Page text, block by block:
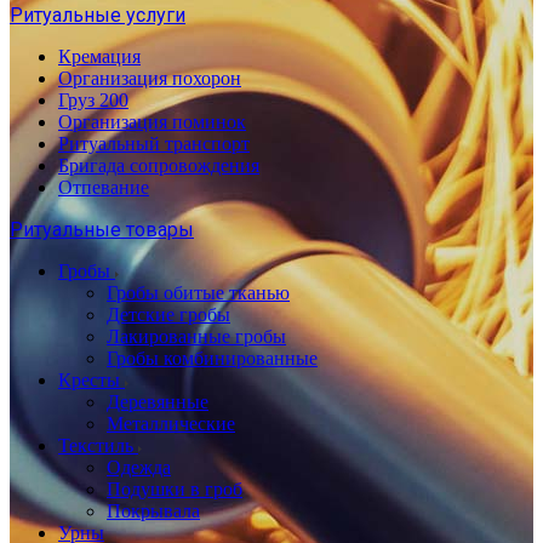
Ритуальные услуги
Кремация
Организация похорон
Груз 200
Организация поминок
Ритуальный транспорт
Бригада сопровождения
Отпевание
Ритуальные товары
Гробы
Гробы обитые тканью
Детские гробы
Лакированные гробы
Гробы комбинированные
Кресты
Деревянные
Металлические
Текстиль
Одежда
Подушки в гроб
Покрывала
Урны